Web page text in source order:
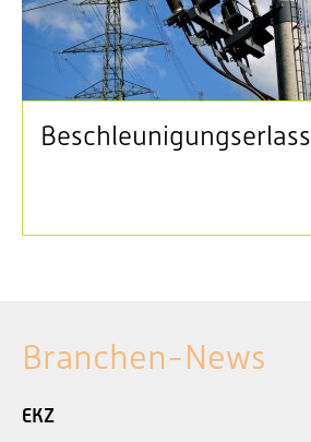
Beschleunigungserlass
Branchen-News
EKZ